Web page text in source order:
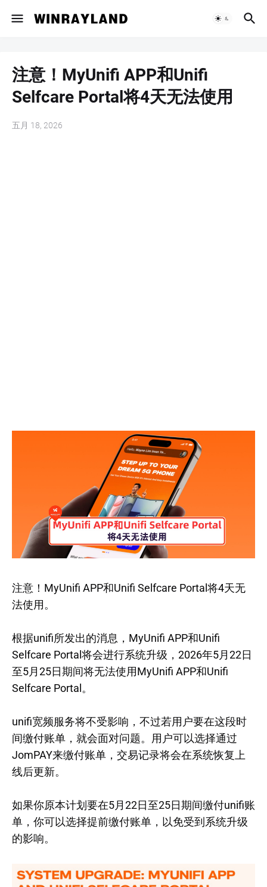
注意！MyUnifi APP和Unifi
Selfcare Portal将4天无法使用
五月 18, 2026
注意！MyUnifi APP和Unifi Selfcare Portal将4天无
法使用。
根据unifi所发出的消息，MyUnifi APP和Unifi
Selfcare Portal将会进行系统升级，2026年5月22日
至5月25日期间将无法使用MyUnifi APP和Unifi
Selfcare Portal。
unifi宽频服务将不受影响，不过若用户要在这段时
间缴付账单，就会面对问题。用户可以选择通过
JomPAY来缴付账单，交易记录将会在系统恢复上
线后更新。
如果你原本计划要在5月22日至25日期间缴付unifi账
单，你可以选择提前缴付账单，以免受到系统升级
的影响。